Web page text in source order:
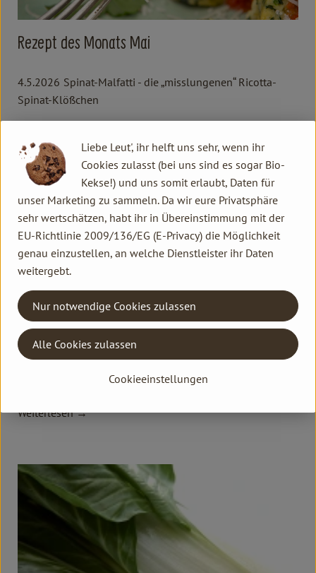
Rezept des Monats Mai
4.5.2026 Spinat-Malfatti - die „misslungenen“ Ricotta-
Spinat-Klößchen
Hier sind unsere Wochenrezepte
Rezepte KW 18
Weiterlesen →
Liebe Leut', ihr helft uns sehr, wenn ihr
Cookies zulasst (bei uns sind es sogar Bio-
Kekse!) und uns somit erlaubt, Daten für
unser Marketing zu sammeln. Da wir eure Privatsphäre
sehr wertschätzen, habt ihr in Übereinstimmung mit der
EU-Richtlinie 2009/136/EG (E-Privacy) die Möglichkeit
genau einzustellen, an welche Dienstleister ihr Daten
weitergebt.
Cookieeinstellungen
Nur notwendige Cookies zulassen
Alle Cookies zulassen